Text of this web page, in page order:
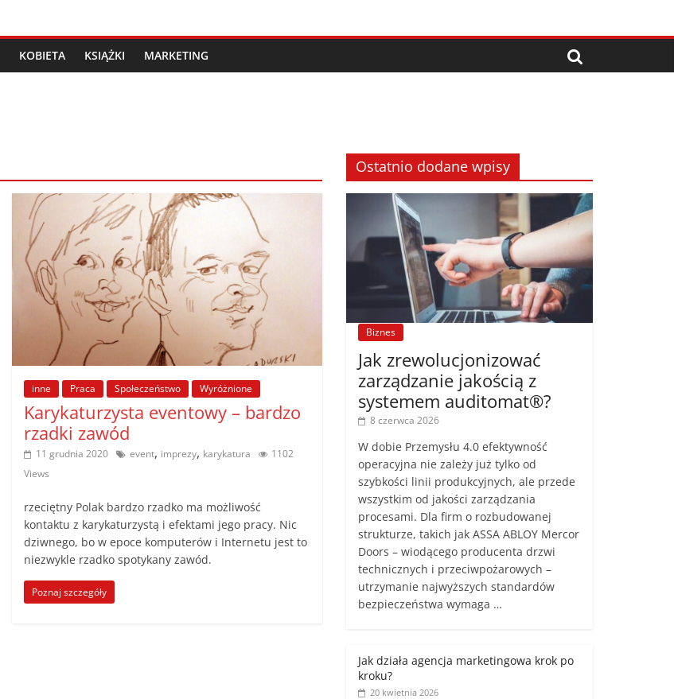
KOBIETA KSIĄŻKI MARKETING
inne Praca Społeczeństwo Wyróżnione
Karykaturzysta eventowy – bardzo
rzadki zawód
11 grudnia 2020 event, imprezy, karykatura
1102
Views
rzeciętny Polak bardzo rzadko ma możliwość
kontaktu z karykaturzystą i efektami jego pracy. Nic
dziwnego, bo w epoce komputerów i Internetu jest to
niezwykle rzadko spotykany zawód.
Poznaj szczegóły
Ostatnio dodane wpisy
Biznes
Jak zrewolucjonizować
zarządzanie jakością z
systemem auditomat®?
8 czerwca 2026
W dobie Przemysłu 4.0 efektywność
operacyjna nie zależy już tylko od
szybkości linii produkcyjnych, ale przede
wszystkim od jakości zarządzania
procesami. Dla firm o rozbudowanej
strukturze, takich jak ASSA ABLOY Mercor
Doors – wiodącego producenta drzwi
technicznych i przeciwpożarowych –
utrzymanie najwyższych standardów
bezpieczeństwa wymaga …
Jak działa agencja marketingowa krok po
kroku?
20 kwietnia 2026